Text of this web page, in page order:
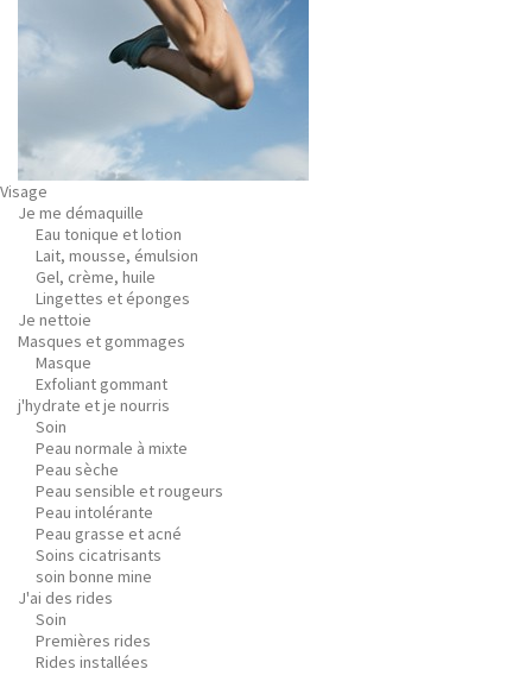
Visage
Je me démaquille
Eau tonique et lotion
Lait, mousse, émulsion
Gel, crème, huile
Lingettes et éponges
Je nettoie
Masques et gommages
Masque
Exfoliant gommant
j'hydrate et je nourris
Soin
Peau normale à mixte
Peau sèche
Peau sensible et rougeurs
Peau intolérante
Peau grasse et acné
Soins cicatrisants
soin bonne mine
J'ai des rides
Soin
Premières rides
Rides installées